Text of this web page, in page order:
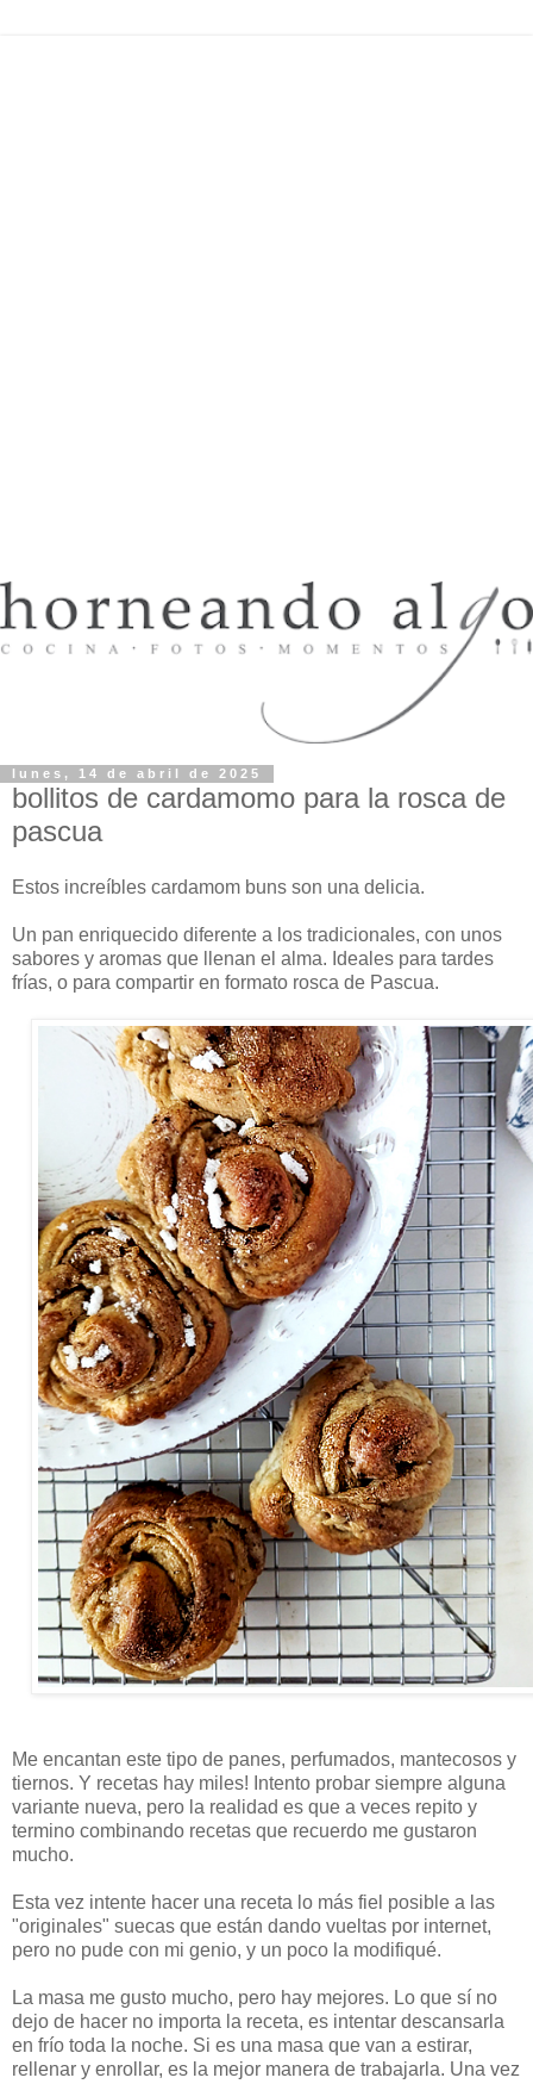
lunes, 14 de abril de 2025
bollitos de cardamomo para la rosca de
pascua
Estos increíbles cardamom buns son una delicia.
Un pan enriquecido diferente a los tradicionales, con unos
sabores y aromas que llenan el alma. Ideales para tardes
frías, o para compartir en formato rosca de Pascua.
Me encantan este tipo de panes, perfumados, mantecosos y
tiernos. Y recetas hay miles! Intento probar siempre alguna
variante nueva, pero la realidad es que a veces repito y
termino combinando recetas que recuerdo me gustaron
mucho.
Esta vez intente hacer una receta lo más fiel posible a las
"originales" suecas que están dando vueltas por internet,
pero no pude con mi genio, y un poco la modifiqué.
La masa me gusto mucho, pero hay mejores. Lo que sí no
dejo de hacer no importa la receta, es intentar descansarla
en frío toda la noche. Si es una masa que van a estirar,
rellenar y enrollar, es la mejor manera de trabajarla. Una vez